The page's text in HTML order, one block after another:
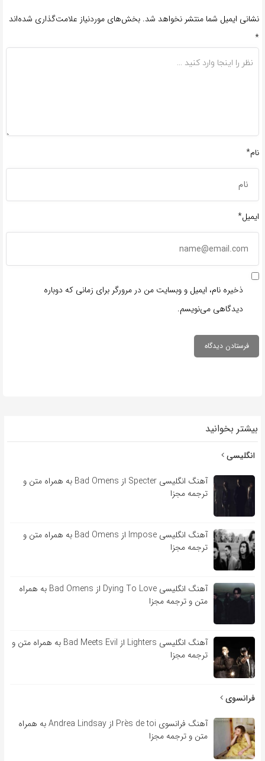
نشانی ایمیل شما منتشر نخواهد شد. بخش‌های موردنیاز علامت‌گذاری شده‌اند
*
نام*
ایمیل*
ذخیره نام، ایمیل و وبسایت من در مرورگر برای زمانی که دوباره
دیدگاهی می‌نویسم.
بیشتر بخوانید
انگلیسی
آهنگ انگلیسی Specter از Bad Omens به همراه متن و
ترجمه مجزا
آهنگ انگلیسی Impose از Bad Omens به همراه متن و
ترجمه مجزا
آهنگ انگلیسی Dying To Love از Bad Omens به همراه
متن و ترجمه مجزا
آهنگ انگلیسی Lighters از Bad Meets Evil به همراه متن و
ترجمه مجزا
فرانسوی
آهنگ فرانسوی Près de toi از Andrea Lindsay به همراه
متن و ترجمه مجزا